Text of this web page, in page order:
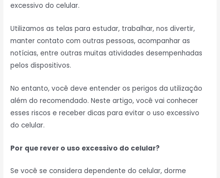
excessivo do celular.
Utilizamos as telas para estudar, trabalhar, nos divertir,
manter contato com outras pessoas, acompanhar as
notícias, entre outras muitas atividades desempenhadas
pelos dispositivos.
No entanto, você deve entender os perigos da utilização
além do recomendado. Neste artigo, você vai conhecer
esses riscos e receber dicas para evitar o uso excessivo
do celular.
Por que rever o uso excessivo do celular?
Se você se considera dependente do celular, dorme